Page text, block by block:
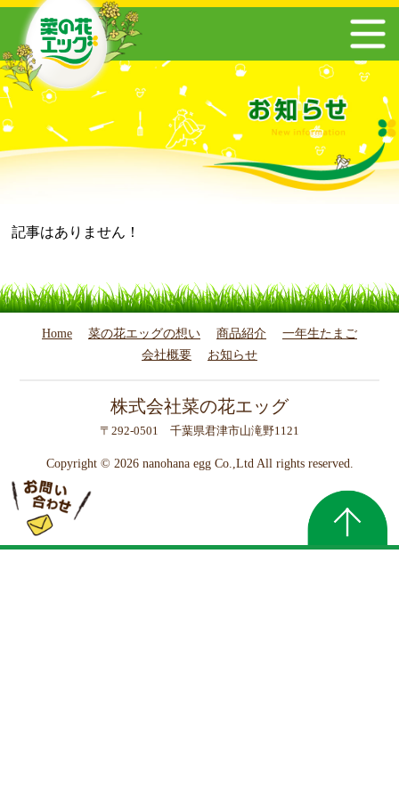
記事はありません！
Home 菜の花エッグの想い 商品紹介
一年生たまご
会社概要
お知らせ
株式会社菜の花エッグ
〒292-0501 千葉県君津市山滝野1121
Copyright © 2026 nanohana egg Co.,Ltd All rights reserved.